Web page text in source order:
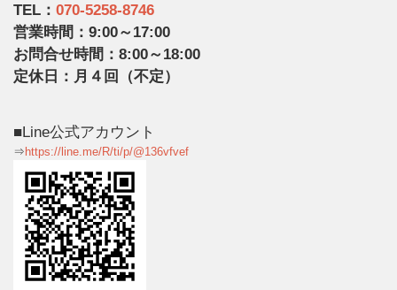
TEL： 070-5258-8746
営業時間：9:00～17:00
お問合せ時間：8:00～18:00
定休日：月４回（不定）
■Line公式アカウント
⇒ https://line.me/R/ti/p/@136vfvef